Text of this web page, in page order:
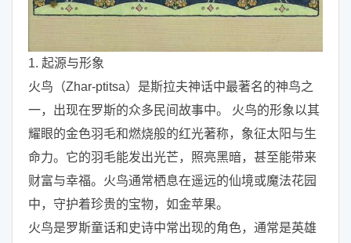
1. 起源与形象
火鸟（Zhar-ptitsa）是斯拉夫神话中最著名的神鸟之
一，出现在罗斯的众多民间故事中。 火鸟的形象以其
耀眼的金色羽毛和燃烧般的红光著称，象征太阳与生
命力。它的羽毛能发出光芒，照亮黑暗，甚至能带来
财富与幸福。火鸟通常栖息在遥远的仙境或魔法花园
中，守护着珍贵的宝物，如金苹果。
火鸟是罗斯童话和史诗中常出现的角色，通常是英雄